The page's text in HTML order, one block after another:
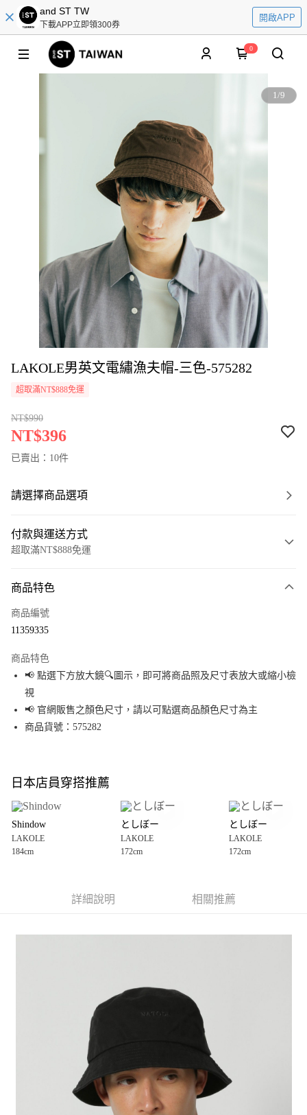
and ST TW
下載APP立即領300券
開啟APP
0
1/9
LAKOLE男英文電繡漁夫帽-三色-575282
超取滿NT$888免運
NT$990
NT$396
已賣出：10件
請選擇商品選項
付款與運送方式
超取滿NT$888免運
信用卡一次付款
Apple Pay
街口支付
悠遊付
全盈+PAY
大哥付你分期
1.本服務由台灣大哥大提供，台灣大哥大用戶可立即使用無須另外申請。
2.付款方式選擇「大哥付你分期」，訂單成立後會自動跳轉到大哥付的交易
3.實際核准額度、可分期數及費用金額請依後續交易確認頁面所載為準。
4.訂單成立30分鐘內，如未前往確認交易或遇審核未通過，訂單將自動取
帳／街口支付／iPASS MONEY」等通路繳費。
1.本服務係由「台灣大哥大股份有限公司」（以下簡稱本公司）所提供，讓
用戶於交易時，得透過本服務購買商品或服務，並由商店將買賣／分期付款
買賣價金債權讓與本公司後，依約使用本公司帳單繳交帳款。
2.基於同意付款使用「大哥付你分期」之契約關係目的，商店將以您的個人
資料（包含姓名、電話或地址）提供予台灣大哥大進項蒐集、處理及利用，
由本公司與您本人進行分期帳單所需資料之確認、核對及更正。
3.完整用戶服務條款，請詳閱以下連結：https://oppay.tw/userRule
AFTEE先享後付
３．安心：先確認商品／服務後，再付款。
結帳頁面，進行簡訊認證並確認金額後，即可完成結帳。
２．訂單成立數日內，您將收到繳費通知簡訊。
３．收到繳費通知簡訊後14天內，點擊此簡訊中的連結，可透過四大超商／
ATM／網路銀行／等多元方式進行付款，方視為交易完成。
※ 請注意：結帳手續完成當下不需立刻繳費，但若您需要取消訂單，請聯絡
購買商品的店家。未經商家同意取消之訂單仍視為有效，需透過AFTEE先享
後付繳納相關費用。
※ 交易是否成功請以「AFTEE先享後付 」之結帳頁面顯示為準，若有關於
是否繳費成功／繳費後需取消欲退款等相關疑問，請聯繫「AFTEE先享後付
客戶支援中心」https://netprotections.freshdesk.com/support/home
每筆NT$80，滿NT$888(含以上)免運費
每筆NT$80，滿NT$1,500(含以上)免運費
每筆NT$80，滿NT$1,500(含以上)免運費
每筆NT$80，滿NT$1,500(含以上)免運費
商品特色
商品編號
11359335
商品特色
📢 點選下方放大鏡🔍圖示，即可將商品照及尺寸表放大或縮小檢
視
📢 官網販售之顏色尺寸，請以可點選商品顏色尺寸為主
商品貨號：575282
日本店員穿搭推薦
Shindow
LAKOLE
184cm
としぼー
LAKOLE
172cm
としぼー
LAKOLE
172cm
詳細說明 相關推薦